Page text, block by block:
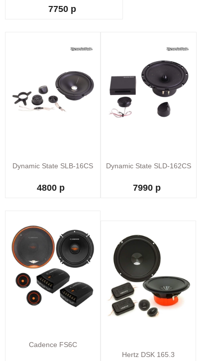
7750 р
Dynamic State SLB-16CS
4800 р
Dynamic State SLD-162CS
7990 р
Cadence FS6C
Hertz DSK 165.3